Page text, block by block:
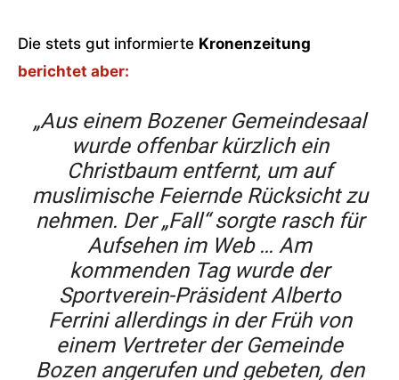
Die stets gut informierte Kronenzeitung
berichtet aber:
„Aus einem Bozener Gemeindesaal
wurde offenbar kürzlich ein
Christbaum entfernt, um auf
muslimische Feiernde Rücksicht zu
nehmen. Der „Fall“ sorgte rasch für
Aufsehen im Web … Am
kommenden Tag wurde der
Sportverein-Präsident Alberto
Ferrini allerdings in der Früh von
einem Vertreter der Gemeinde
Bozen angerufen und gebeten, den